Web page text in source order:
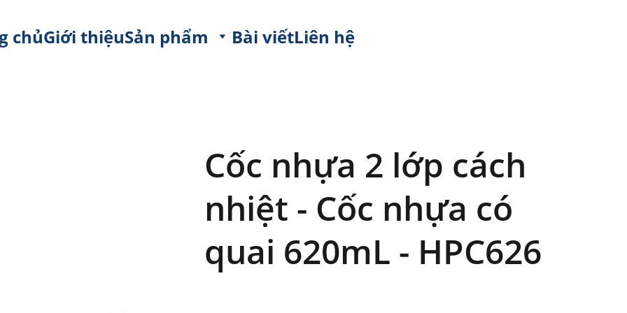
chủGiới thiệuSản phẩm Bài viếtLiên hệ
Cốc nhựa 2 lớp cách
nhiệt - Cốc nhựa có
quai 620mL - HPC626